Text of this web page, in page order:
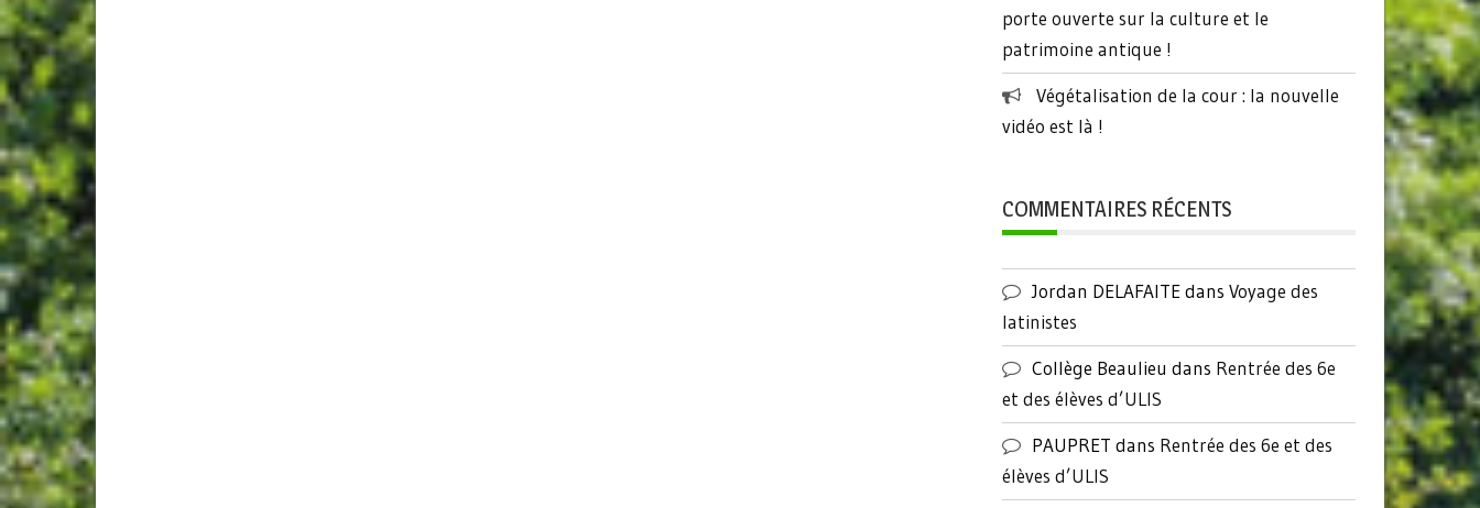
porte ouverte sur la culture et le
patrimoine antique !
Végétalisation de la cour : la nouvelle
vidéo est là !
COMMENTAIRES RÉCENTS
Jordan DELAFAITEdans Voyage des
latinistes
Collège Beaulieu dans Rentrée des 6e
et des élèves d’ULIS
PAUPRET dans Rentrée des 6e et des
élèves d’ULIS